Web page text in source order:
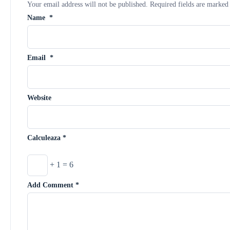
Your email address will not be published.
Required fields are marked
Name *
Email *
Website
Calculeaza *
+ 1 = 6
Add Comment *